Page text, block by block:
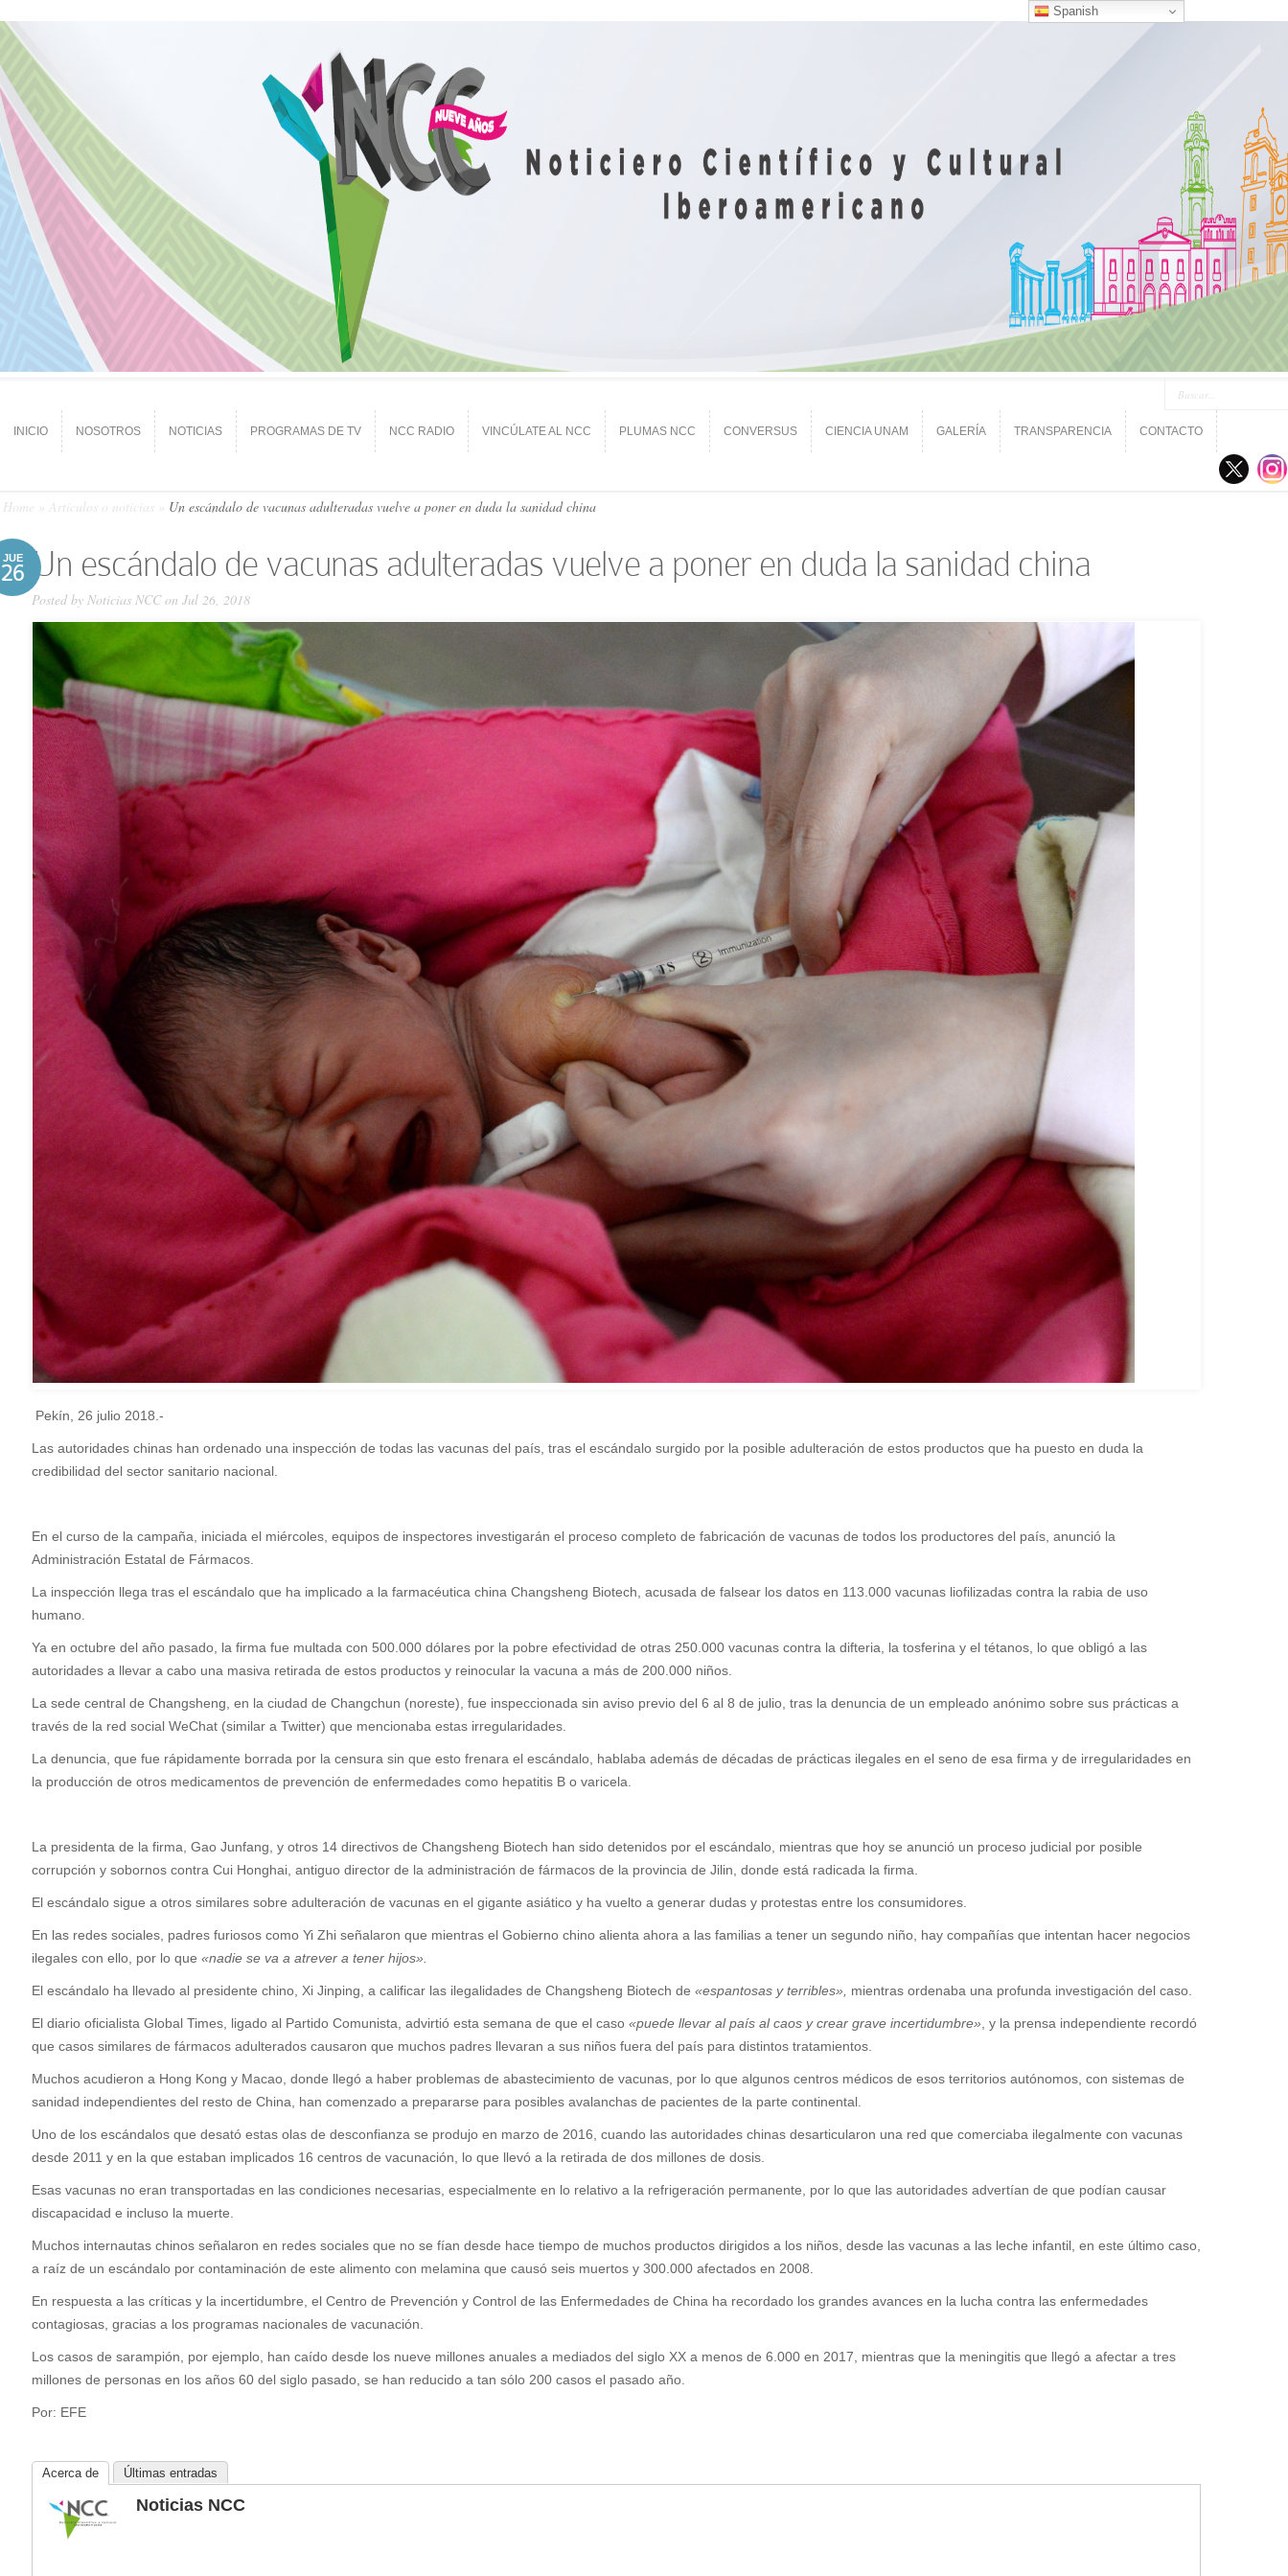
INICIO NOSOTROS NOTICIAS PROGRAMAS DE TV NCC RADIO VINCÚLATE AL NCC PLUMAS NCC CONVERSUS CIENCIA UNAM GALERÍA TRANSPARENCIA CONTACTO
Home Artículos o noticias Un escándalo de vacunas adulteradas vuelve a poner en duda la sanidad china
JUE
26 Un escándalo de vacunas adulteradas vuelve a poner en duda la sanidad china
Posted by Noticias NCCon Jul 26, 2018
Pekín, 26 julio 2018.-
Las autoridades chinas han ordenado una inspección de todas las vacunas del país, tras el escándalo surgido por la posible adulteración de estos productos que ha puesto en duda la
credibilidad del sector sanitario nacional.
En el curso de la campaña, iniciada el miércoles, equipos de inspectores investigarán el proceso completo de fabricación de vacunas de todos los productores del país, anunció la
Administración Estatal de Fármacos.
La inspección llega tras el escándalo que ha implicado a la farmacéutica china Changsheng Biotech, acusada de falsear los datos en 113.000 vacunas liofilizadas contra la rabia de uso
humano.
Ya en octubre del año pasado, la firma fue multada con 500.000 dólares por la pobre efectividad de otras 250.000 vacunas contra la difteria, la tosferina y el tétanos, lo que obligó a las
autoridades a llevar a cabo una masiva retirada de estos productos y reinocular la vacuna a más de 200.000 niños.
La sede central de Changsheng, en la ciudad de Changchun (noreste), fue inspeccionada sin aviso previo del 6 al 8 de julio, tras la denuncia de un empleado anónimo sobre sus prácticas a
través de la red social WeChat (similar a Twitter) que mencionaba estas irregularidades.
La denuncia, que fue rápidamente borrada por la censura sin que esto frenara el escándalo, hablaba además de décadas de prácticas ilegales en el seno de esa firma y de irregularidades en
la producción de otros medicamentos de prevención de enfermedades como hepatitis B o varicela.
La presidenta de la firma, Gao Junfang, y otros 14 directivos de Changsheng Biotech han sido detenidos por el escándalo, mientras que hoy se anunció un proceso judicial por posible
corrupción y sobornos contra Cui Honghai, antiguo director de la administración de fármacos de la provincia de Jilin, donde está radicada la firma.
El escándalo sigue a otros similares sobre adulteración de vacunas en el gigante asiático y ha vuelto a generar dudas y protestas entre los consumidores.
En las redes sociales, padres furiosos como Yi Zhi señalaron que mientras el Gobierno chino alienta ahora a las familias a tener un segundo niño, hay compañías que intentan hacer negocios
ilegales con ello, por lo que «nadie se va a atrever a tener hijos».
El escándalo ha llevado al presidente chino, Xi Jinping, a calificar las ilegalidades de Changsheng Biotech de «espantosas y terribles», mientras ordenaba una profunda investigación del caso.
El diario oficialista Global Times, ligado al Partido Comunista, advirtió esta semana de que el caso «puede llevar al país al caos y crear grave incertidumbre» , y la prensa independiente recordó
que casos similares de fármacos adulterados causaron que muchos padres llevaran a sus niños fuera del país para distintos tratamientos.
Muchos acudieron a Hong Kong y Macao, donde llegó a haber problemas de abastecimiento de vacunas, por lo que algunos centros médicos de esos territorios autónomos, con sistemas de
sanidad independientes del resto de China , han comenzado a prepararse para posibles avalanchas de pacientes de la parte continental.
Uno de los escándalos que desató estas olas de desconfianza se produjo en marzo de 2016, cuando las autoridades chinas desarticularon una red que comerciaba ilegalmente con vacunas
desde 2011 y en la que estaban implicados 16 centros de vacunación, lo que llevó a la retirada de dos millones de dosis.
Esas vacunas no eran transportadas en las condiciones necesarias, especialmente en lo relativo a la refrigeración permanente, por lo que las autoridades advertían de que podían causar
discapacidad e incluso la muerte.
Muchos internautas chinos señalaron en redes sociales que no se fían desde hace tiempo de muchos productos dirigidos a los niños, desde las vacunas a las leche infantil, en este último caso,
a raíz de un escándalo por contaminación de este alimento con melamina que causó seis muertos y 300.000 afectados en 2008.
En respuesta a las críticas y la incertidumbre, el Centro de Prevención y Control de las Enfermedades de China ha recordado los grandes avances en la lucha contra las enfermedades
contagiosas, gracias a los programas nacionales de vacunación.
Los casos de sarampión, por ejemplo, han caído desde los nueve millones anuales a mediados del siglo XX a menos de 6.000 en 2017, mientras que la meningitis que llegó a afectar a tres
millones de personas en los años 60 del siglo pasado, se han reducido a tan sólo 200 casos el pasado año.
Por: EFE
Acerca de Últimas entradas
Noticias NCC
Spanish